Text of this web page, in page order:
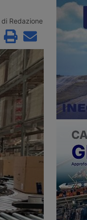
logistiche di frontiera
cantieristica navale
nuovi ordini in
e quota
in portata lorda.
di Redazione